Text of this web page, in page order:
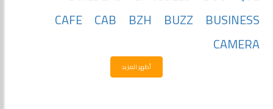
BUSINESS
BUZZ
BZH
CAB
CAFE
CAMERA
أظهر المزيد